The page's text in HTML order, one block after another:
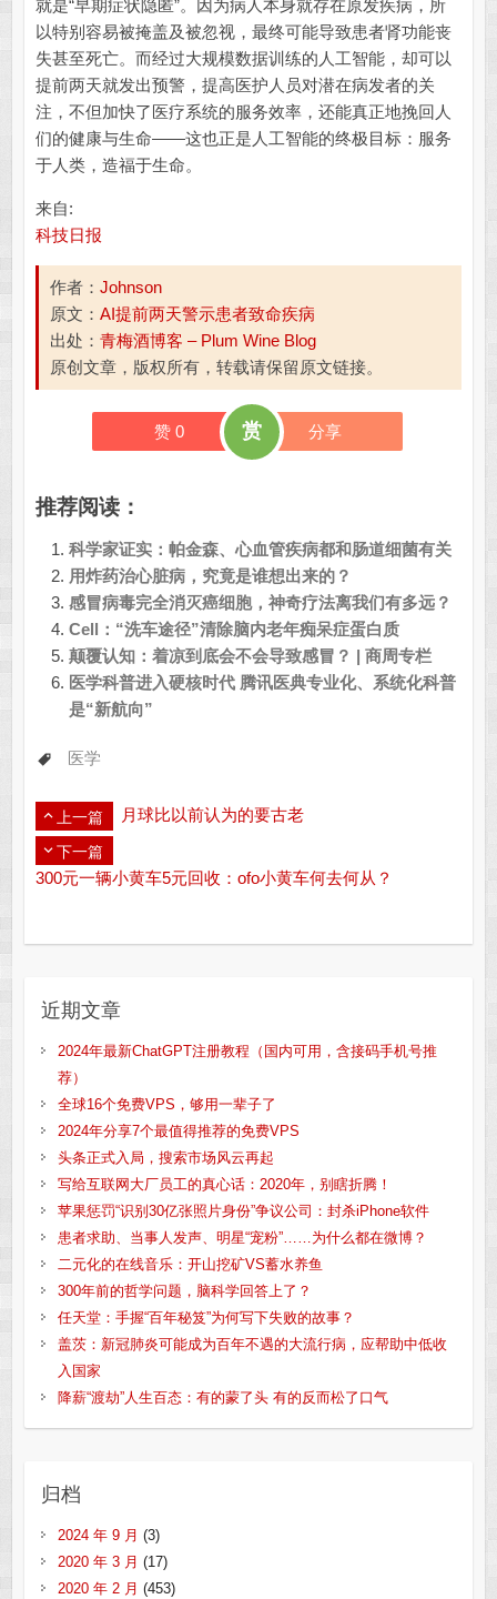
就是“早期症状隐匿”。因为病人本身就存在原发疾病，所
以特别容易被掩盖及被忽视，最终可能导致患者肾功能丧
失甚至死亡。而经过大规模数据训练的人工智能，却可以
提前两天就发出预警，提高医护人员对潜在病发者的关
注，不但加快了医疗系统的服务效率，还能真正地挽回人
们的健康与生命——这也正是人工智能的终极目标：服务
于人类，造福于生命。
来自:
科技日报
作者： Johnson
原文： AI提前两天警示患者致命疾病
出处： 青梅酒博客 – Plum Wine Blog
原创文章，版权所有，转载请保留原文链接。
赞 0 赏 分享
推荐阅读：
科学家证实：帕金森、心血管疾病都和肠道细菌有关
用炸药治心脏病，究竟是谁想出来的？
感冒病毒完全消灭癌细胞，神奇疗法离我们有多远？
Cell：“洗车途径”清除脑内老年痴呆症蛋白质
颠覆认知：着凉到底会不会导致感冒？ | 商周专栏
医学科普进入硬核时代 腾讯医典专业化、系统化科普
是“新航向”
医学
上一篇 月球比以前认为的要古老
下一篇
300元一辆小黄车5元回收：ofo小黄车何去何从？
近期文章
2024年最新ChatGPT注册教程（国内可用，含接码手机号推
荐）
全球16个免费VPS，够用一辈子了
2024年分享7个最值得推荐的免费VPS
头条正式入局，搜索市场风云再起
写给互联网大厂员工的真心话：2020年，别瞎折腾！
苹果惩罚“识别30亿张照片身份”争议公司：封杀iPhone软件
患者求助、当事人发声、明星“宠粉”……为什么都在微博？
二元化的在线音乐：开山挖矿VS蓄水养鱼
300年前的哲学问题，脑科学回答上了？
任天堂：手握“百年秘笈”为何写下失败的故事？
盖茨：新冠肺炎可能成为百年不遇的大流行病，应帮助中低收
入国家
降薪“渡劫”人生百态：有的蒙了头 有的反而松了口气
归档
2024 年 9 月 (3)
2020 年 3 月 (17)
2020 年 2 月 (453)